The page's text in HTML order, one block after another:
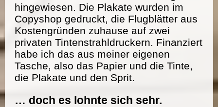
hingewiesen. Die Plakate wurden im
Copyshop gedruckt, die Flugblätter aus
Kostengründen zuhause auf zwei
privaten Tintenstrahldruckern. Finanziert
habe ich das aus meiner eigenen
Tasche, also das Papier und die Tinte,
die Plakate und den Sprit.
… doch es lohnte sich sehr.